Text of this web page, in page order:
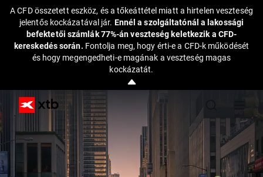
A CFD összetett eszköz, és a tőkeáttétel miatt a hirtelen veszteség
jelentős kockázatával jár. Ennél a szolgáltatónál a lakossági
befektetői számlák 77%-án veszteség keletkezik a CFD-
kereskedés során. Fontolja meg, hogy érti-e a CFD-k működését
és hogy megengedheti-e magának a veszteség magas
kockázatát.